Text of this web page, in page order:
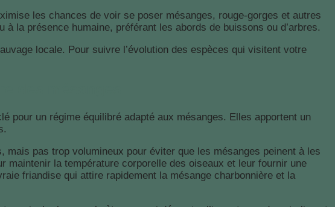
les chances de voir se poser mésanges, rouge-gorges et autres
la présence humaine, préférant les abords de buissons ou d’arbres.
locale. Pour suivre l’évolution des espèces qui visitent votre
pour un régime équilibré adapté aux mésanges. Elles apportent un
pas trop volumineux pour éviter que les mésanges peinent à les
maintenir la température corporelle des oiseaux et leur fournir une
friandise qui attire rapidement la mésange charbonnière et la